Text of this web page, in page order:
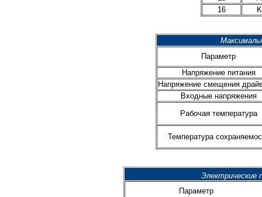
16
K
Параметр
Напряжение питания
Напряжение смещения
Входные напряжения
Рабочая температура
Температура
Электрические
Параметр